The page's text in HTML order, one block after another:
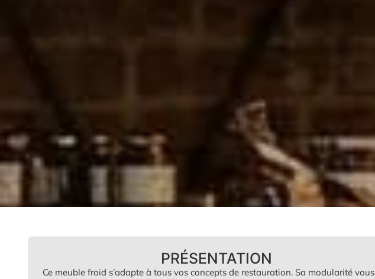
PRÉSENTATION
Ce meuble froid s’adapte à tous vos concepts de restauration. Sa modularité vous